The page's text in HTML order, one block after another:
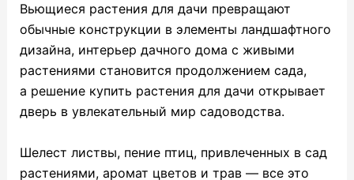
Вьющиеся растения для дачи превращают
обычные конструкции в элементы ландшафтного
дизайна, интерьер дачного дома с живыми
растениями становится продолжением сада,
а решение купить растения для дачи открывает
дверь в увлекательный мир садоводства.
Шелест листвы, пение птиц, привлеченных в сад
растениями, аромат цветов и трав — все это